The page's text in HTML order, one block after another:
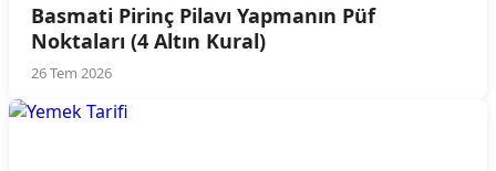
Basmati Pirinç Pilavı Yapmanın Püf
Noktaları (4 Altın Kural)
26 Tem 2026